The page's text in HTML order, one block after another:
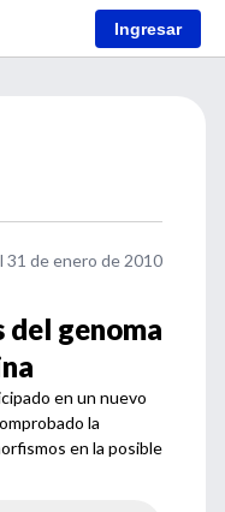
Ingresar
31 de enero de 2010
del genoma
en un nuevo
la
en la posible